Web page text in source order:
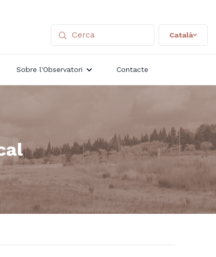
Català
Sobre l'Observatori Contacte